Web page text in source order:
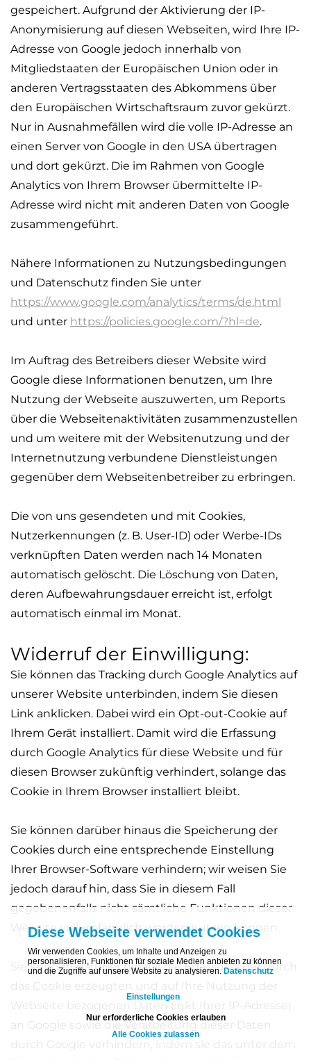
gespeichert. Aufgrund der Aktivierung der IP-
Anonymisierung auf diesen Webseiten, wird Ihre IP-
Adresse von Google jedoch innerhalb von
Mitgliedstaaten der Europäischen Union oder in
anderen Vertragsstaaten des Abkommens über
den Europäischen Wirtschaftsraum zuvor gekürzt.
Nur in Ausnahmefällen wird die volle IP-Adresse an
einen Server von Google in den USA übertragen
und dort gekürzt. Die im Rahmen von Google
Analytics von Ihrem Browser übermittelte IP-
Adresse wird nicht mit anderen Daten von Google
zusammengeführt.
Nähere Informationen zu Nutzungsbedingungen
und Datenschutz finden Sie unter
https://www.google.com/analytics/terms/de.html
und unter https://policies.google.com/?hl=de.
Im Auftrag des Betreibers dieser Website wird
Google diese Informationen benutzen, um Ihre
Nutzung der Webseite auszuwerten, um Reports
über die Webseitenaktivitäten zusammenzustellen
und um weitere mit der Websitenutzung und der
Internetnutzung verbundene Dienstleistungen
gegenüber dem Webseitenbetreiber zu erbringen.
Die von uns gesendeten und mit Cookies,
Nutzerkennungen (z. B. User-ID) oder Werbe-IDs
verknüpften Daten werden nach 14 Monaten
automatisch gelöscht. Die Löschung von Daten,
deren Aufbewahrungsdauer erreicht ist, erfolgt
automatisch einmal im Monat.
Widerruf der Einwilligung:
Sie können das Tracking durch Google Analytics auf
unserer Website unterbinden, indem Sie diesen
Link anklicken. Dabei wird ein Opt-out-Cookie auf
Ihrem Gerät installiert. Damit wird die Erfassung
durch Google Analytics für diese Website und für
diesen Browser zukünftig verhindert, solange das
Cookie in Ihrem Browser installiert bleibt.
Sie können darüber hinaus die Speicherung der
Cookies durch eine entsprechende Einstellung
Ihrer Browser-Software verhindern; wir weisen Sie
jedoch darauf hin, dass Sie in diesem Fall
gegebenenfalls nicht sämtliche Funktionen dieser
Website vollumfänglich werden nutzen können.
Sie können darüber hinaus die Erfassung der durch
das Cookie erzeugten und auf Ihre Nutzung der
Webseite bezogenen Daten (inkl. Ihrer IP-Adresse)
an Google sowie die Verarbeitung dieser Daten
durch Google verhindern, indem sie das unter dem
Diese Webseite verwendet Cookies
Wir verwenden Cookies, um Inhalte und Anzeigen zu
personalisieren, Funktionen für soziale Medien anbieten zu können
und die Zugriffe auf unsere Website zu analysieren.Datenschutz
Einstellungen
Nur erforderliche Cookies erlauben
Alle Cookies zulassen